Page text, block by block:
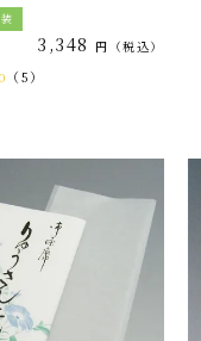
3,348
税込
（5）